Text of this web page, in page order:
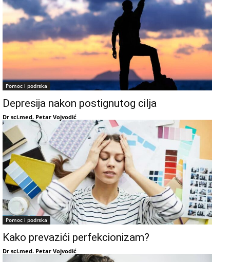
Pomoc i podrska
Depresija nakon postignutog cilja
Dr sci.med. Petar Vojvodić
Pomoc i podrska
Kako prevazići perfekcionizam?
Dr sci.med. Petar Vojvodić